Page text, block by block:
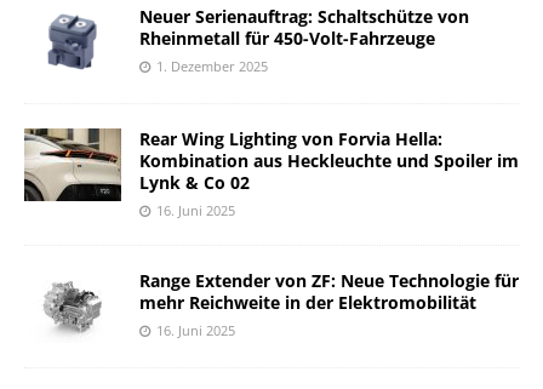
Neuer Serienauftrag: Schaltschütze von
Rheinmetall für 450-Volt-Fahrzeuge
1. Dezember 2025
Rear Wing Lighting von Forvia Hella:
Kombination aus Heckleuchte und Spoiler im
Lynk & Co 02
16. Juni 2025
Range Extender von ZF: Neue Technologie für
mehr Reichweite in der Elektromobilität
16. Juni 2025